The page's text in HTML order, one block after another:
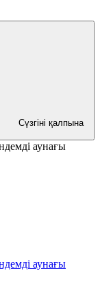
Сүзгіні қалпына
аунағы
аунағы